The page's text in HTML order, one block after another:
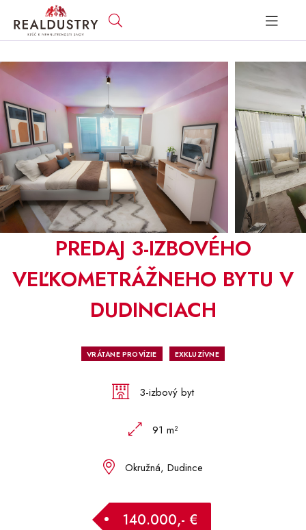
PREDAJ 3-IZBOVÉHO
VEĽKOMETRÁŽNEHO BYTU V
DUDINCIACH
VRÁTANE PROVÍZIE EXKLUZÍVNE
3-izbový byt
91 m²
Okružná, Dudince
140.000,- €